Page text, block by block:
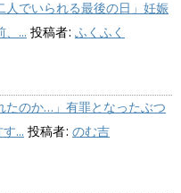
人でいられる最後の日」妊娠
、... 投稿者: ふくふく
たのか…」有罪となったぶつ
... 投稿者: のむ吉